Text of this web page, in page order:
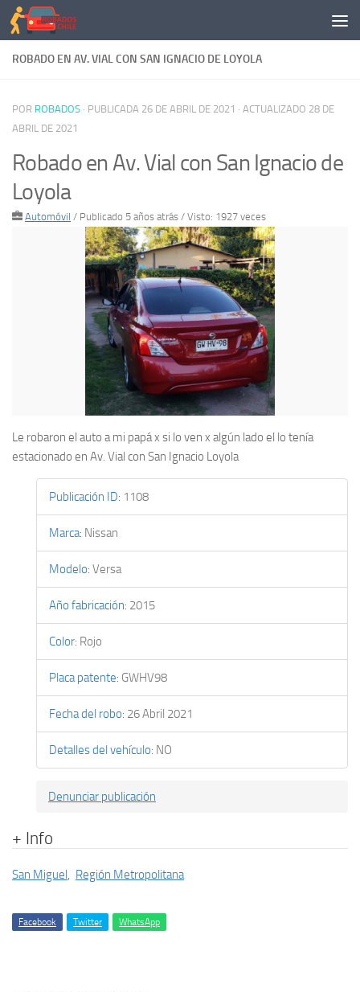
Saltar al contenido
ROBADO EN AV. VIAL CON SAN IGNACIO DE LOYOLA
POR ROBADOS · PUBLICADA 26 DE ABRIL DE 2021 · ACTUALIZADO 28 DE
ABRIL DE 2021
Robado en Av. Vial con San Ignacio de
Loyola
Automóvil / Publicado 5 años atrás / Visto: 1927 veces
Le robaron el auto a mi papá x si lo ven x algún lado el lo tenía
estacionado en Av. Vial con San Ignacio Loyola
Publicación ID: 1108
Marca: Nissan
Modelo: Versa
Año fabricación: 2015
Color: Rojo
Placa patente: GWHV98
Fecha del robo: 26 Abril 2021
Detalles del vehículo: NO
Denunciar publicación
+ Info
San Miguel, Región Metropolitana
Facebook Twitter WhatsApp